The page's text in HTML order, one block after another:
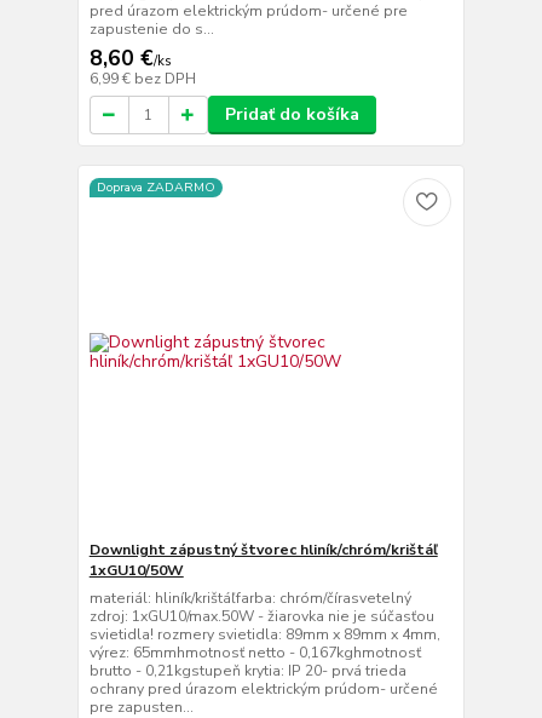
pred úrazom elektrickým prúdom- určené pre
zapustenie do s...
8,60 €/ks
6,99 € bez DPH
Pridať do košíka
Doprava ZADARMO
Downlight zápustný štvorec hliník/chróm/krištáľ
1xGU10/50W
materiál: hliník/krištáľfarba: chróm/čírasvetelný
zdroj: 1xGU10/max.50W - žiarovka nie je súčasťou
svietidla! rozmery svietidla: 89mm x 89mm x 4mm,
výrez: 65mmhmotnosť netto - 0,167kghmotnosť
brutto - 0,21kgstupeň krytia: IP 20- prvá trieda
ochrany pred úrazom elektrickým prúdom- určené
pre zapusten...